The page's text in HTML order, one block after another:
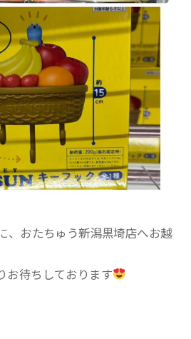
、おたちゅう新潟黒埼店へお越
お待ちしております